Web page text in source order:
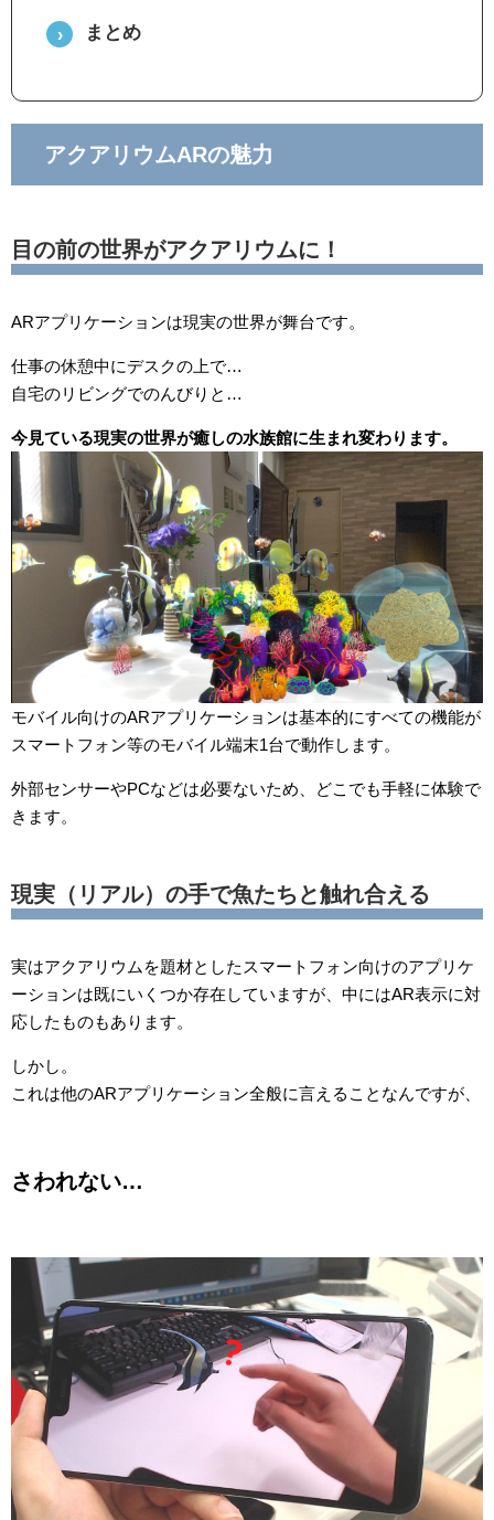
まとめ
アクアリウムARの魅力
目の前の世界がアクアリウムに！
ARアプリケーションは現実の世界が舞台です。
仕事の休憩中にデスクの上で…
自宅のリビングでのんびりと…
今見ている現実の世界が癒しの水族館に生まれ変わります。
モバイル向けのARアプリケーションは基本的にすべての機能が
スマートフォン等のモバイル端末1台で動作します。
外部センサーやPCなどは必要ないため、どこでも手軽に体験で
きます。
現実（リアル）の手で魚たちと触れ合える
実はアクアリウムを題材としたスマートフォン向けのアプリケ
ーションは既にいくつか存在していますが、中にはAR表示に対
応したものもあります。
しかし。
これは他のARアプリケーション全般に言えることなんですが、
さわれない…